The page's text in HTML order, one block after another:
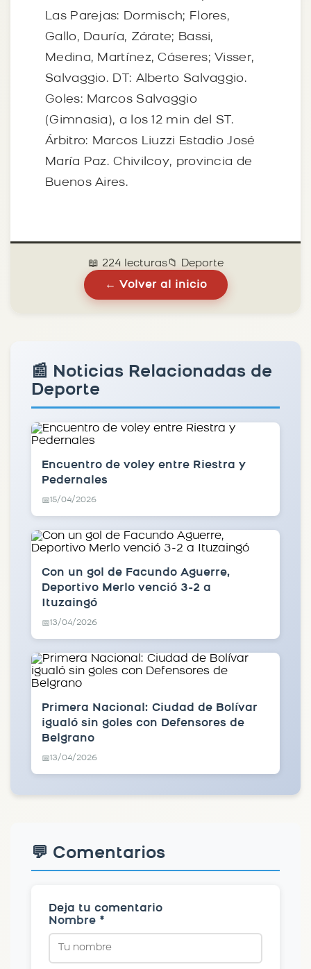
Las Parejas: Dormisch; Flores,
Gallo, Dauría, Zárate; Bassi,
Medina, Martínez, Cáseres; Visser,
Salvaggio. DT: Alberto Salvaggio.
Goles: Marcos Salvaggio
(Gimnasia), a los 12 min del ST.
Árbitro: Marcos Liuzzi Estadio José
María Paz. Chivilcoy, provincia de
Buenos Aires.
📖 224 lecturas📁 Deporte
← Volver al inicio
📰 Noticias Relacionadas de
Deporte
Encuentro de voley entre Riestra y
Pedernales
📅15/04/2026
Con un gol de Facundo Aguerre,
Deportivo Merlo venció 3-2 a
Ituzaingó
📅13/04/2026
Primera Nacional: Ciudad de Bolívar
igualó sin goles con Defensores de
Belgrano
📅13/04/2026
💬 Comentarios
Deja tu comentario
Nombre *